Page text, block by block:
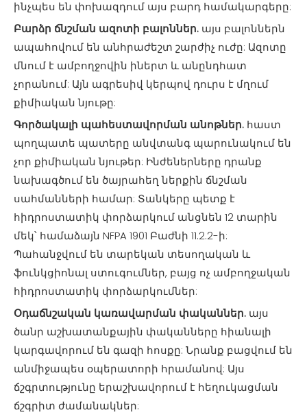
ինչպես են փոխազդում այս բարդ համակարգերը:
Բարձր ճնշման ազոտի բալոններ. այս բալոններն
ապահովում են անհրաժեշտ շարժիչ ուժը: Ազոտը
մնում է ամբողջովին իներտ և անընդհատ
չորանում: Այն ագրեսիվ կերպով դուրս է մղում
քիմիական նյութը:
Գործակալի պահեստավորման անոթներ. հաստ
պողպատե պատերը անվտանգ պարունակում են
չոր քիմիական նյութեր: Ինժեներները դրանք
նախագծում են ծայրահեղ ներքին ճնշման
սահմանների համար: Տանկերը պետք է
հիդրոստատիկ փորձարկում անցնեն 12 տարին
մեկ՝ համաձայն NFPA 1901 Բաժնի 11.2.2-ի:
Պահանջվում են տարեկան տեսողական և
ֆունկցիոնալ ստուգումներ, բայց ոչ ամբողջական
հիդրոստատիկ փորձարկումներ:
Օդաճնշական կառավարման փականներ. այս
ծանր աշխատանքային փականները հիանալի
կարգավորում են գազի հոսքը: Նրանք բացվում են
անմիջապես օպերատորի հրամանով: Այս
ճշգրտությունը երաշխավորում է հեղուկացման
ճշգրիտ ժամանակներ: